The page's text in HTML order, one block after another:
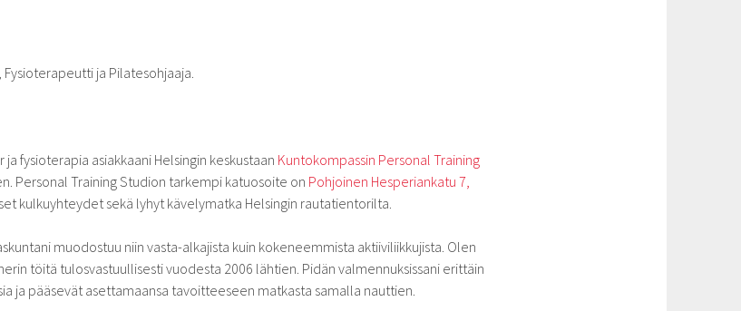
ja Pilatesohjaaja.
fysioterapia asiakkaani Helsingin keskustaan Kuntokompassin Personal Training
Personal Training Studion tarkempi katuosoite on Pohjoinen Hesperiankatu 7,
kulkuyhteydet sekä lyhyt kävelymatka Helsingin rautatientorilta.
muodostuu niin vasta-alkajista kuin kokeneemmista aktiiviliikkujista. Olen
töitä tulosvastuullisesti vuodesta 2006 lähtien. Pidän valmennuksissani erittäin
ja pääsevät asettamaansa tavoitteeseen matkasta samalla nauttien.